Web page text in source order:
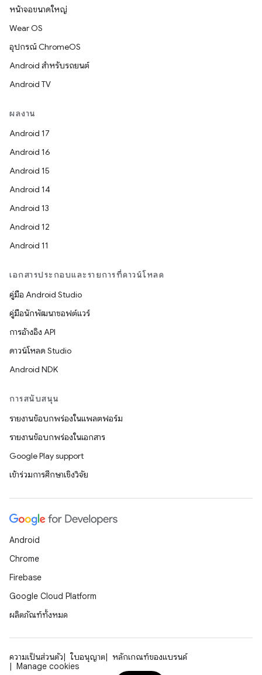
หน้าจอขนาดใหญ่
Wear OS
อุปกรณ์ ChromeOS
Android สำหรับรถยนต์
Android TV
ผลงาน
Android 17
Android 16
Android 15
Android 14
Android 13
Android 12
Android 11
เอกสารประกอบและรายการที่ดาวน์โหลด
คู่มือ Android Studio
คู่มือนักพัฒนาซอฟต์แวร์
การอ้างอิง API
ดาวน์โหลด Studio
Android NDK
การสนับสนุน
รายงานข้อบกพร่องในแพลตฟอร์ม
รายงานข้อบกพร่องในเอกสาร
Google Play support
เข้าร่วมการศึกษาเชิงวิจัย
Android
Chrome
Firebase
Google Cloud Platform
ผลิตภัณฑ์ทั้งหมด
ความเป็นส่วนตัว ใบอนุญาต
หลักเกณฑ์ของแบรนด์
Manage cookies